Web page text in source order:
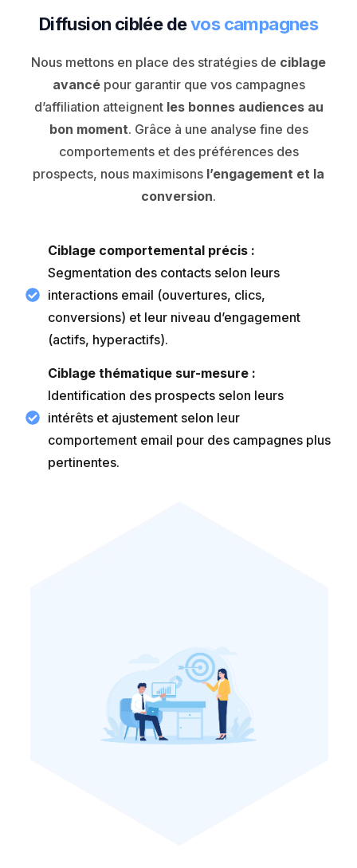
Diffusion ciblée devos campagnes
Nous mettons en place des stratégies de ciblage
avancépour garantir que vos campagnes
d’affiliation atteignent les bonnes audiences au
bon moment. Grâce à une analyse fine des
comportements et des préférences des
prospects, nous maximisons l’engagement et la
conversion.
Ciblage comportemental précis :
Segmentation des contacts selon leurs
interactions email (ouvertures, clics,
conversions) et leur niveau d’engagement
(actifs, hyperactifs).
Ciblage thématique sur-mesure :
Identification des prospects selon leurs
intérêts et ajustement selon leur
comportement email pour des campagnes plus
pertinentes.